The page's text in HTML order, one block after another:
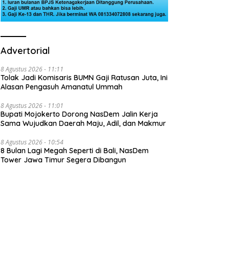
Advertorial
8 Agustus 2026 - 11:11
Tolak Jadi Komisaris BUMN Gaji Ratusan Juta, Ini
Alasan Pengasuh Amanatul Ummah
8 Agustus 2026 - 11:01
Bupati Mojokerto Dorong NasDem Jalin Kerja
Sama Wujudkan Daerah Maju, Adil, dan Makmur
8 Agustus 2026 - 10:54
8 Bulan Lagi Megah Seperti di Bali, NasDem
Tower Jawa Timur Segera Dibangun